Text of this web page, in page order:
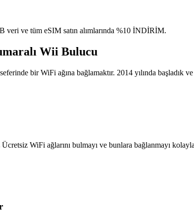
veri ve tüm eSIM satın alımlarında %10 İNDİRİM.
Wii Bulucu
bir WiFi ağına bağlamaktır. 2014 yılında başladık
WiFi ağlarını bulmayı ve bunlara bağlanmayı